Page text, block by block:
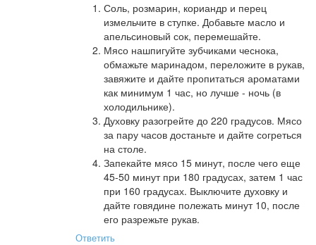
Соль, розмарин, кориандр и перец
измельчите в ступке. Добавьте масло и
апельсиновый сок, перемешайте.
Мясо нашпигуйте зубчиками чеснока,
обмажьте маринадом, переложите в рукав,
завяжите и дайте пропитаться ароматами
как минимум 1 час, но лучше - ночь (в
холодильнике).
Духовку разогрейте до 220 градусов. Мясо
за пару часов достаньте и дайте согреться
на столе.
Запекайте мясо 15 минут, после чего еще
45-50 минут при 180 градусах, затем 1 час
при 160 градусах. Выключите духовку и
дайте говядине полежать минут 10, после
его разрежьте рукав.
Ответить